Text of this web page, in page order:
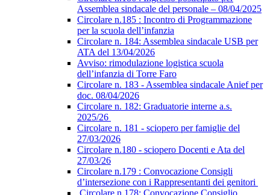
Assemblea sindacale del personale – 08/04/2025
Circolare n.185 : Incontro di Programmazione
per la scuola dell’infanzia
Circolare n. 184: Assemblea sindacale USB per
ATA del 13/04/2026
Avviso: rimodulazione logistica scuola
dell’infanzia di Torre Faro
Circolare n. 183 - Assemblea sindacale Anief per
doc. 08/04/2026
Circolare n. 182: Graduatorie interne a.s.
2025/26
Circolare n. 181 - sciopero per famiglie del
27/03/2026
Circolare n.180 - sciopero Docenti e Ata del
27/03/26
Circolare n.179 : Convocazione Consigli
d’intersezione con i Rappresentanti dei genitori